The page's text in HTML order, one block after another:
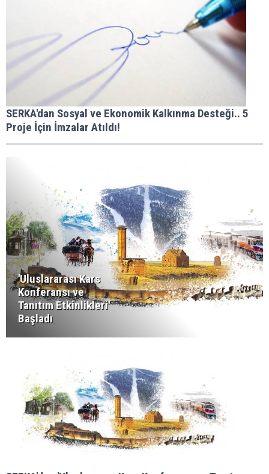
SERKA'dan Sosyal ve Ekonomik Kalkınma Desteği.. 5
Proje İçin İmzalar Atıldı!
'Uluslararası Kars
Konferansı ve
Tanıtım Etkinlikleri'
Başladı